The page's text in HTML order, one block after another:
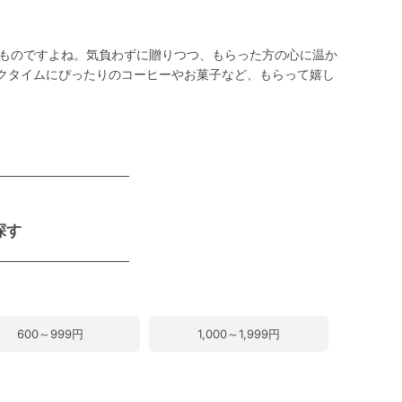
のですよね。気負わずに贈りつつ、もらった方の心に温か
イムにぴったりのコーヒーやお菓子など、もらって嬉し
す
600～999円 1,000～1,999円